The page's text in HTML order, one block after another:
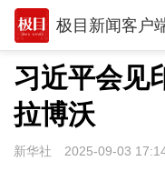
极目新闻客户
推荐
观点
时政
习近平会见
拉博沃
新华社 2025-09-03